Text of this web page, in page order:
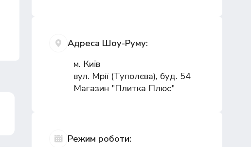
Адреса Шоу-Руму:
м. Київ
вул. Мрії (Туполєва), буд. 54
Магазин "Плитка Плюс"
Режим роботи: